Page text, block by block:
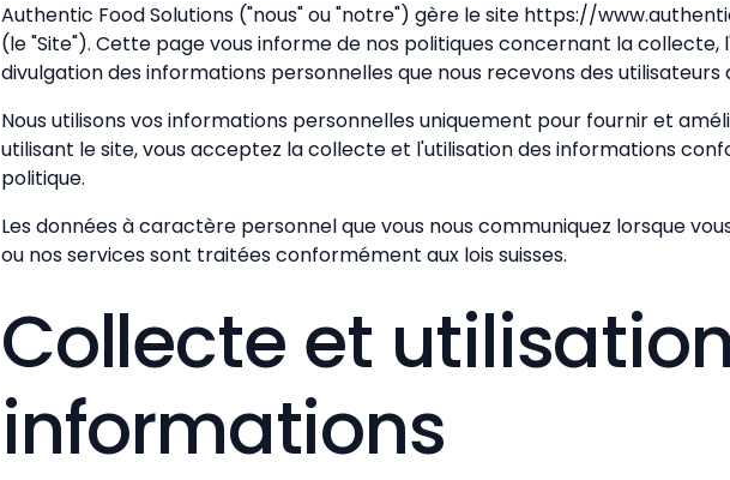
Authentic Food Solutions ("nous" ou "notre") gère le site https://
(le "Site"). Cette page vous informe de nos politiques concernant la collecte,
divulgation des informations personnelles que nous recevons des utilisateurs
Nous utilisons vos informations personnelles uniquement pour fournir et
utilisant le site, vous acceptez la collecte et l'utilisation des informations
politique.
Les données à caractère personnel que vous nous communiquez lorsque
ou nos services sont traitées conformément aux lois suisses.
Collecte et
informations